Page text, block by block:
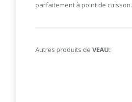
parfaitement à point de cuisson.
Autres produits de VEAU: